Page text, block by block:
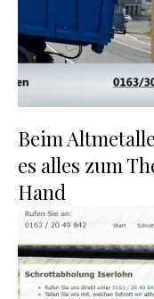
Beim
es alles zum
Hand